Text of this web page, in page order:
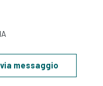
messaggio